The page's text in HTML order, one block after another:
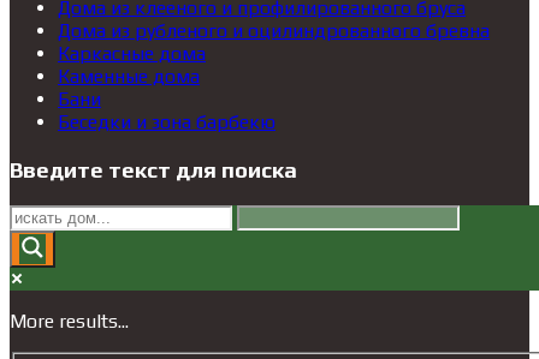
Дома из клееного и профилированного бруса
Дома из рубленого и оцилиндрованного бревна
Каркасные дома
Каменные дома
Бани
Беседки и зона барбекю
Введите текст для поиска
More results...